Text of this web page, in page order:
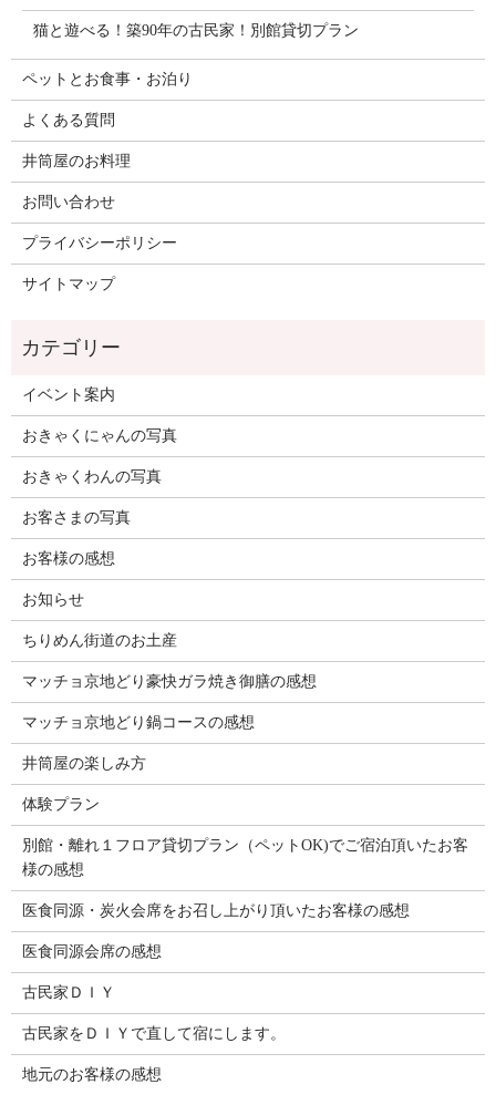
猫と遊べる！築90年の古民家！別館貸切プラン
ペットとお食事・お泊り
よくある質問
井筒屋のお料理
お問い合わせ
プライバシーポリシー
サイトマップ
イベント案内
おきゃくにゃんの写真
おきゃくわんの写真
お客さまの写真
お客様の感想
お知らせ
ちりめん街道のお土産
マッチョ京地どり豪快ガラ焼き御膳の感想
マッチョ京地どり鍋コースの感想
井筒屋の楽しみ方
体験プラン
別館・離れ１フロア貸切プラン（ペットOK)でご宿泊頂いたお客
様の感想
医食同源・炭火会席をお召し上がり頂いたお客様の感想
医食同源会席の感想
古民家ＤＩＹ
古民家をＤＩＹで直して宿にします。
地元のお客様の感想